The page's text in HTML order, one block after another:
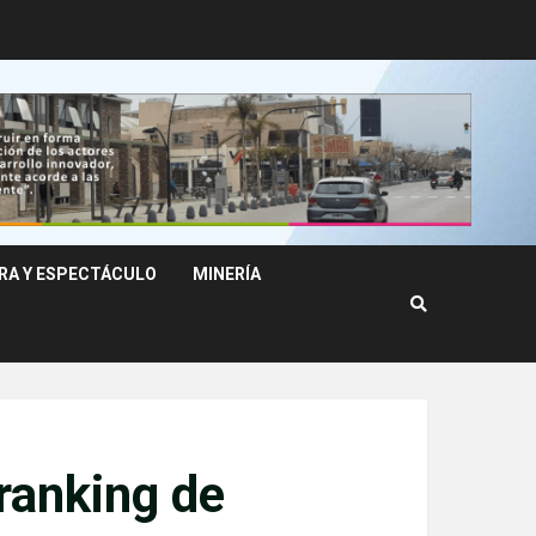
Y ESPECTÁCULO MINERÍA
de